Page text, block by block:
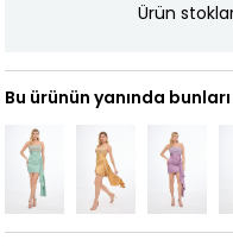
Ürün
Bu ürünün yanında